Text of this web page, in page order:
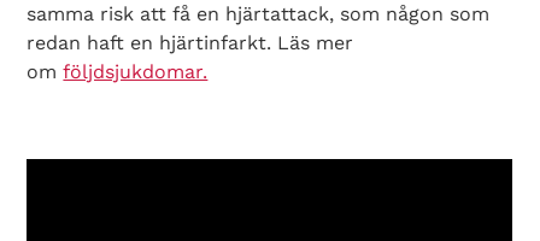
samma risk att få en hjärtattack, som någon som
redan haft en hjärtinfarkt. Läs mer
omföljdsjukdomar.